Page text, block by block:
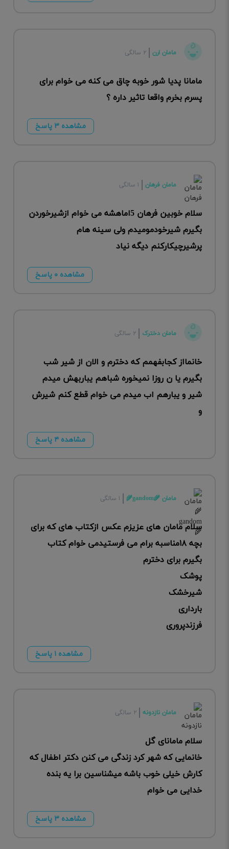
مامان ارن ۲ سالگی
مامانا پدیا شور خوبه چاق می کنه می خوام برای
پسرم بخرم واقعا تاثیر داره ؟
مشاهده ۳ پاسخ
مامان فرهان ۱ سالگی
سلام خوبین فرهان 5اماهشه می خوام ازشیرخوردن
بگیرم شیرخودمومیدم ولی سینه هام
پرشیرچیکارکنم دیگه نیاد
مشاهده ۰ پاسخ
مامان دخترک ۲ سالگی
خانمااز کجابفهمم که دخترم و الان از شیر شب
بگیرم یا ن روزا نمیخوره شباهم یباربهش میدم
شیر و یبارهم اب میدم می خوام قطع کنم شیرش
و
مشاهده ۴ پاسخ
مامان 🌾gandom🌾 ۱ سالگی
سلام مامان های عزیزم عکس ازکتاب های که برای
بچه ۱۸مناسبه برام می فرستیدمی خوام کتاب
بگیرم برای دخترم
پوشک
شیرخشک
بارداری
فرزندپروری
مشاهده ۱ پاسخ
مامان نازدونه ۲ سالگی
سلام مامانای گل
خانمایی که شهر کرد زندگی می کنن دکتر اطفال که
کارش خیلی خوب باشه میشناسین برا یه بنده
خدایی می خوام
مشاهده ۳ پاسخ